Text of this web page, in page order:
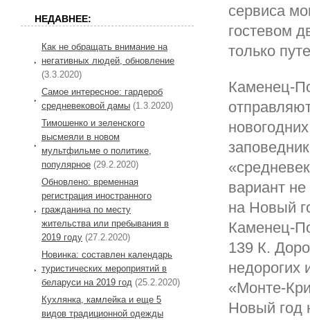
сервиса
гостевом
только
Каменец-
вариант
на Новый
Каменец-
139 К.
недорогих
«Монте-
Новый год
НЕДАВНЕЕ:
Как не обращать внимание на
негативных людей, обновление
(3.3.2020)
Самое интересное: гардероб
средневековой дамы (1.3.2020)
Тимошенко и зеленского
высмеяли в новом
мультфильме о политике,
популярное (29.2.2020)
Обновлено: временная
регистрация иностранного
гражданина по месту
жительства или пребывания в
2019 году (27.2.2020)
Новинка: составлен календарь
туристических мероприятий в
беларуси на 2019 год (25.2.2020)
Кухлянка, камлейка и еще 5
видов традиционной одежды